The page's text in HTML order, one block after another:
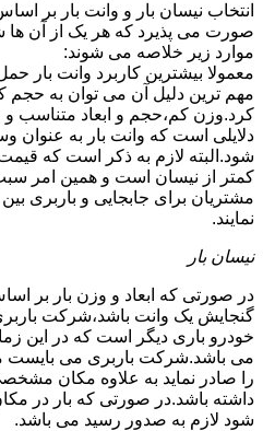
انتخاب نیسان بار و وانت بار بر
صورت می پذیرد که هر یک از آن ها
موارد زیر خلاصه می شوند:
معمولا بیشترین کاربرد وانت بار
مهم ترین دلیل آن می توان به حجم
کرد.وزن کم،حجم و ابعاد متناسب
دلایلی است که وانت بار به عنوان
شود.البته لازم به ذکر است که
کمتر از نیسان است و همین امر
مشتریان برای جابجایی و باربری
نمایند.
نیسان بار
در صورتی که ابعاد و وزن بار بر
گنجایش یک وانت باشد،شرکت
خودرو باری دیگر است که در این
می باشد.شرکت باربری می بایست
را صادر نماید به علاوه مکان
داشته باشد.در صورتی که بار در
شود لازم به صدور رسید می باشد.